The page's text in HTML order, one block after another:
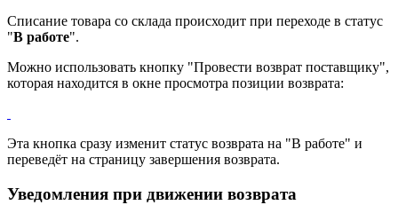
Списание товара со склада происходит при переходе в статус
"В работе".
Можно использовать кнопку "Провести возврат поставщику",
которая находится в окне просмотра позиции возврата:
Эта кнопка сразу изменит статус возврата на "В работе" и
переведёт на страницу завершения возврата.
Уведомления при движении возврата